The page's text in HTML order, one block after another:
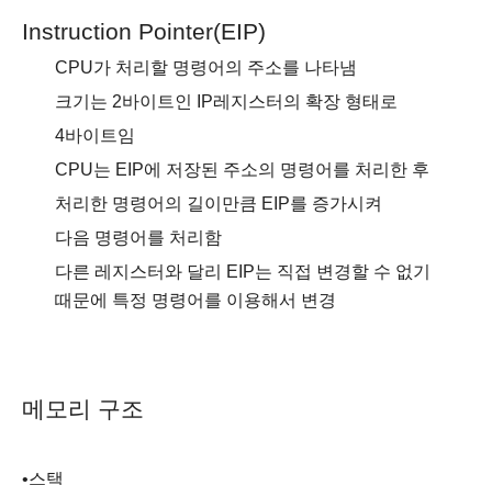
Instruction Pointer(EIP)
CPU가 처리할 명령어의 주소를 나타냄
크기는 2바이트인 IP레지스터의 확장 형태로
4바이트임
CPU는 EIP에 저장된 주소의 명령어를 처리한 후
처리한 명령어의 길이만큼 EIP를 증가시켜
다음 명령어를 처리함
다른 레지스터와 달리
EIP는 직접 변경할 수 없기
때문에 특정 명령어를 이용해서 변경
메모리 구조
•스택